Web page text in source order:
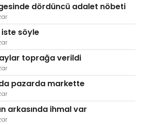
dördüncü adalet nöbeti
iste söyle
toprağa verildi
pazarda markette
arkasında ihmal var